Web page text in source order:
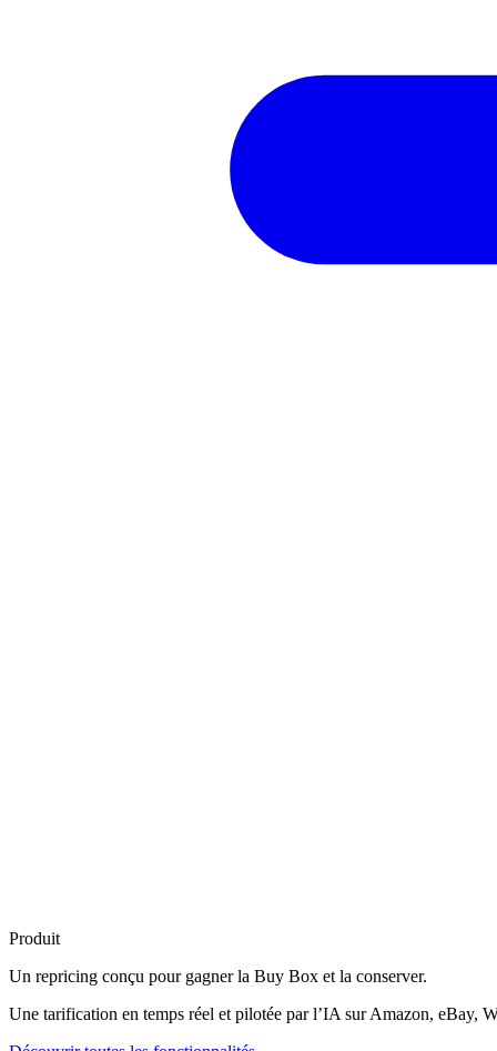
Produit
Un repricing conçu pour gagner la Buy Box et la conserver.
Une tarification en temps réel et pilotée par l’IA sur Amazon, eBay,